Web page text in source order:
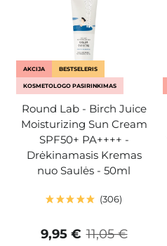
AKCIJA BESTSELERIS
KOSMETOLOGO PASIRINKIMAS
Round Lab - Birch Juice
Moisturizing Sun Cream
SPF50+ PA++++ -
Drėkinamasis Kremas
nuo Saulės - 50ml
306
11,05 €
9,95 €